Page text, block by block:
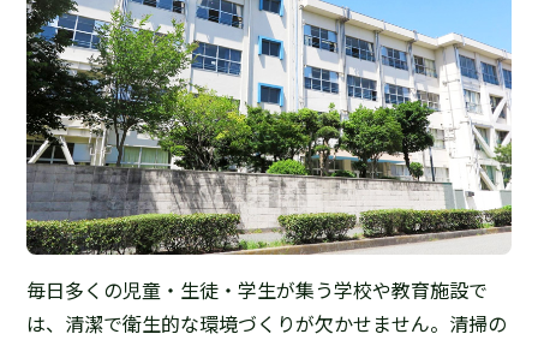
毎日多くの児童・生徒・学生が集う学校や教育施設で
は、清潔で衛生的な環境づくりが欠かせません。清掃の